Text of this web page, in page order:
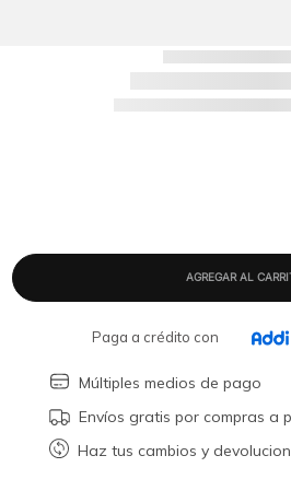
Paga a crédito con
Múltiples medios de pago
Envíos gratis por compras a
Haz tus cambios y